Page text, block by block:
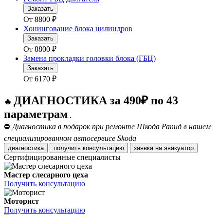
Заказать
От 8800 ₽
Хонингование блока цилиндров
Заказать
От 8800 ₽
Замена прокладки головки блока (ГБЦ)
Заказать
От 6170 ₽
🔥 ДИАГНОСТИКА за 490₽ по 43
параметрам .
⛔ Диагностика в подарок при ремонте Шкода Рапид в нашем
специализированном автосервисе Skoda
диагностика получить консультацию заявка на эвакуатор
Сертифицированные специалисты
Мастер слесарного цеха
Получить консультацию
Моторист
Получить консультацию